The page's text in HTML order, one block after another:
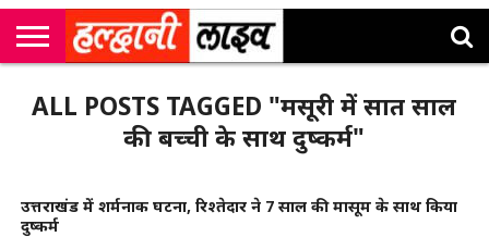
सी
एम
कॉर्नर
उत्तराखंड
न्यूज़
खेलमनोरंजन
सम्पादकीय
जॉब
अलर्ट्स
ALL POSTS TAGGED "मसूरी में सात साल
की बच्ची के साथ दुष्कर्म"
उत्तराखंड में शर्मनाक घटना, रिश्तेदार ने 7 साल की मासूम के साथ किया
दुष्कर्म